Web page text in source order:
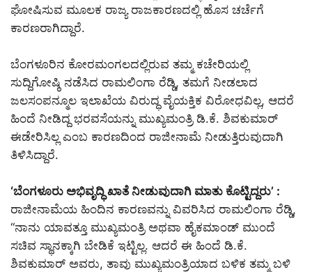
ಘೋಷಿಸುವ ಮೂಲಕ ರಾಜ್ಯ ರಾಜಕಾರಣದಲ್ಲಿ ಹೊಸ ಚರ್ಚೆಗೆ
ಕಾರಣರಾಗಿದ್ದಾರೆ.
ಬೆಂಗಳೂರಿನ ಕೋರಮಂಗಲದಲ್ಲಿರುವ ತಮ್ಮ ಕಚೇರಿಯಲ್ಲಿ
ಸುದ್ದಿಗೋಷ್ಠಿ ನಡೆಸಿದ ರಾಮಲಿಂಗಾ ರೆಡ್ಡಿ, ತಮಗೆ ನೀಡಲಾದ
ಜಲಸಂಪನ್ಮೂಲ ಇಲಾಖೆಯ ವಿರುದ್ಧ ವೈಯಕ್ತಿಕ ವಿರೋಧವಿಲ್ಲ, ಆದರೆ
ಹಿಂದೆ ನೀಡಿದ್ದ ಭರವಸೆಯನ್ನು ಮುಖ್ಯಮಂತ್ರಿ ಡಿ.ಕೆ. ಶಿವಕುಮಾರ್
ಈಡೇರಿಸಿಲ್ಲ ಎಂಬ ಕಾರಣದಿಂದ ರಾಜೀನಾಮೆ ನೀಡುತ್ತಿರುವುದಾಗಿ
ತಿಳಿಸಿದ್ದಾರೆ.
‘ಬೆಂಗಳೂರು ಅಭಿವೃದ್ಧಿ ಖಾತೆ ನೀಡುವುದಾಗಿ ಮಾತು ಕೊಟ್ಟಿದ್ದರು’ :
ರಾಜೀನಾಮೆಯ ಹಿಂದಿನ ಕಾರಣವನ್ನು ವಿವರಿಸಿದ ರಾಮಲಿಂಗಾ ರೆಡ್ಡಿ,
“ನಾನು ಯಾವತ್ತೂ ಮುಖ್ಯಮಂತ್ರಿ ಅಥವಾ ಹೈಕಮಾಂಡ್ ಮುಂದೆ
ಸಚಿವ ಸ್ಥಾನಕ್ಕಾಗಿ ಬೇಡಿಕೆ ಇಟ್ಟಿಲ್ಲ. ಆದರೆ ಈ ಹಿಂದೆ ಡಿ.ಕೆ.
ಶಿವಕುಮಾರ್ ಅವರು, ತಾವು ಮುಖ್ಯಮಂತ್ರಿಯಾದ ಬಳಿಕ ತಮ್ಮ ಬಳಿ